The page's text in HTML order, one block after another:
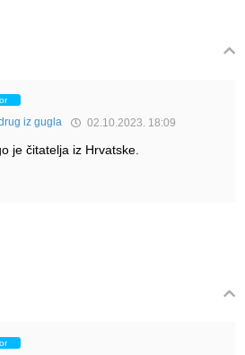
iz gugla 02.10.2023. 18:09
je čitatelja iz Hrvatske.